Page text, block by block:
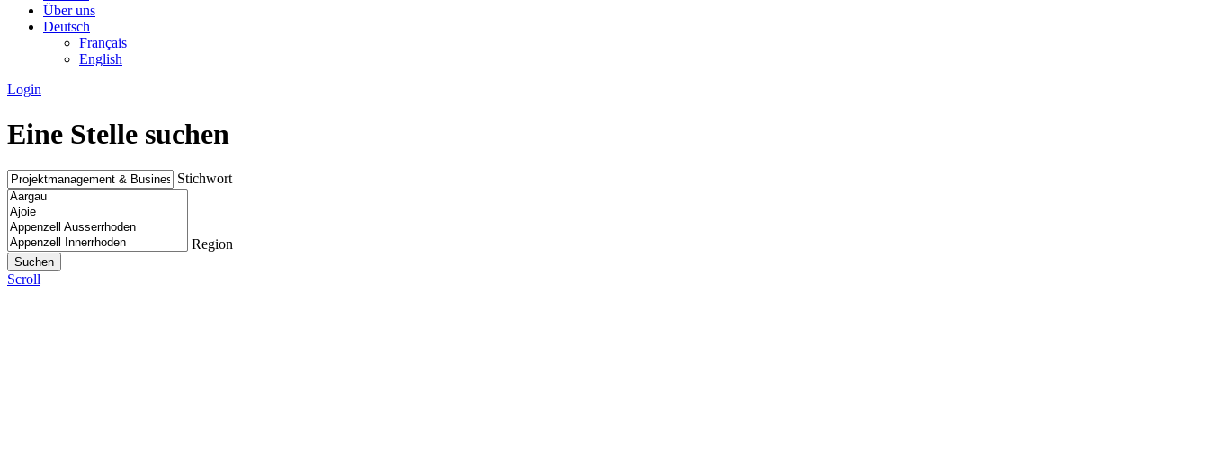
Über uns
Deutsch
Français
English
Login
Eine Stelle suchen
Stichwort
Region
Scroll